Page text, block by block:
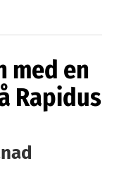
och energisnål
grundades
att få en
i samarbete
med en
Rapidus